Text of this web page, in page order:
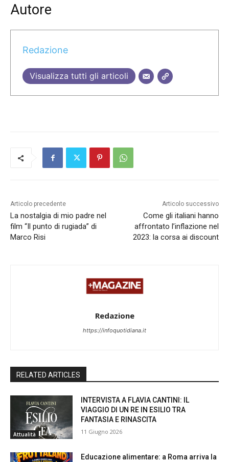
Autore
Redazione
Visualizza tutti gli articoli
Articolo precedente
La nostalgia di mio padre nel
film “Il punto di rugiada” di
Marco Risi
Articolo successivo
Come gli italiani hanno
affrontato l’inflazione nel
2023: la corsa ai discount
Redazione
https://infoquotidiana.it
RELATED ARTICLES
Attualità
INTERVISTA A FLAVIA CANTINI: IL
VIAGGIO DI UN RE IN ESILIO TRA
FANTASIA E RINASCITA
11 Giugno 2026
Educazione alimentare: a Roma arriva la